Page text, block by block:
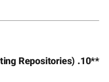
**10. CORE (Connecting Repositories)**